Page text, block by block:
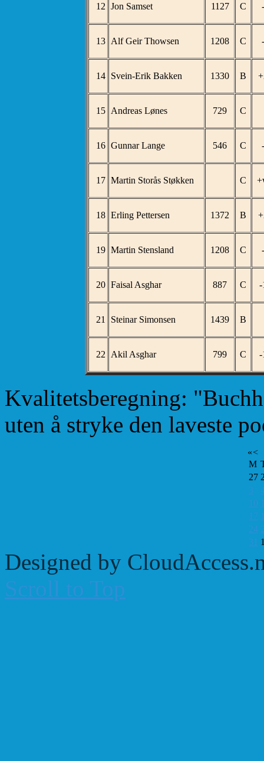
12 Jon Samset 1127 C
13 Alf Geir Thowsen 1208 C
14 Svein-Erik Bakken 1330 B
15 Andreas Lønes 729 C
16 Gunnar Lange 546 C
17 Martin Storås Støkken C
18 Erling Pettersen 1372 B
19 Martin Stensland 1208 C
20 Faisal Asghar 887 C -
21 Steinar Simonsen 1439 B
22 Akil Asghar 799 C -
Kvalitetsberegning:
uten å stryke den laveste
«<
M
27
3
10
17
24
31
Designed by
Scroll to Top